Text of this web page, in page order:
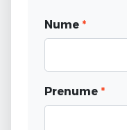
Nume *
Prenume *